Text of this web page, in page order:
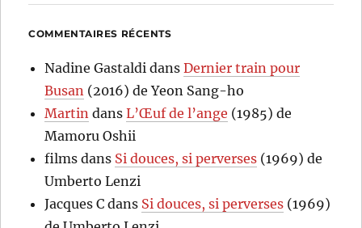
COMMENTAIRES RÉCENTS
Nadine Gastaldi dansDernier train pour
Busan (2016) de Yeon Sang-ho
Martin dansL’Œuf de l’ange (1985) de
Mamoru Oshii
films dans Si douces, si perverses (1969) de
Umberto Lenzi
Jacques C dans Si douces, si perverses (1969)